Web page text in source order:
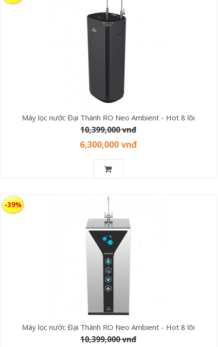
Máy lọc nước Đại Thành RO Neo Ambient - Hot 8 lõi
10,399,000 vnđ
6,300,000 vnđ
Máy lọc nước Đại Thành RO Neo Ambient - Hot 8 lõi
10,399,000 vnđ
-39%